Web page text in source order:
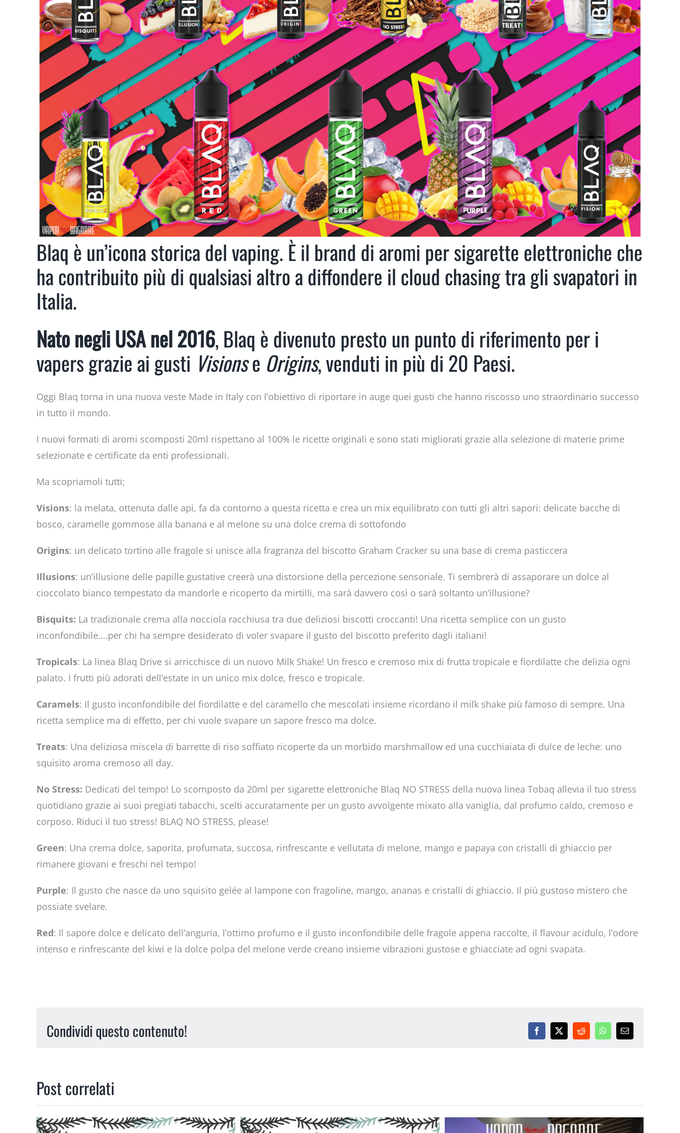
Blaq è un’icona storica del vaping. È il brand di aromi per sigarette elettroniche che
ha contribuito più di qualsiasi altro a diffondere il cloud chasing tra gli svapatori in
Italia.
Nato negli USA nel 2016, Blaq è divenuto presto un punto di riferimento per i
vapers grazie ai gusti Visionse Origins, venduti in più di 20 Paesi.
Oggi Blaq torna in una nuova veste Made in Italy con l’obiettivo di riportare in auge quei gusti che hanno riscosso uno straordinario successo
in tutto il mondo.
I nuovi formati di aromi scomposti 20ml rispettano al 100% le ricette originali e sono stati migliorati grazie alla selezione di materie prime
selezionate e certificate da enti professionali.
Ma scopriamoli tutti;
Visions: la melata, ottenuta dalle api, fa da contorno a questa ricetta e crea un mix equilibrato con tutti gli altri sapori: delicate bacche di
bosco, caramelle gommose alla banana e al melone su una dolce crema di sottofondo
Origins: un delicato tortino alle fragole si unisce alla fragranza del biscotto Graham Cracker su una base di crema pasticcera
Illusions: un’illusione delle papille gustative creerà una distorsione della percezione sensoriale. Ti sembrerà di assaporare un dolce al
cioccolato bianco tempestato da mandorle e ricoperto da mirtilli, ma sarà davvero così o sarà soltanto un’illusione?
Bisquits: La tradizionale crema alla nocciola racchiusa tra due deliziosi biscotti croccanti! Una ricetta semplice con un gusto
inconfondibile….per chi ha sempre desiderato di voler svapare il gusto del biscotto preferito dagli italiani!
Tropicals: La linea Blaq Drive si arricchisce di un nuovo Milk Shake! Un fresco e cremoso mix di frutta tropicale e fiordilatte che delizia ogni
palato. I frutti più adorati dell’estate in un unico mix dolce, fresco e tropicale.
Caramels: Il gusto inconfondibile del fiordilatte e del caramello che mescolati insieme ricordano il milk shake più famoso di sempre. Una
ricetta semplice ma di effetto, per chi vuole svapare un sapore fresco ma dolce.
Treats: Una deliziosa miscela di barrette di riso soffiato ricoperte da un morbido marshmallow ed una cucchiaiata di dulce de leche: uno
squisito aroma cremoso all day.
No Stress: Dedicati del tempo! Lo scomposto da 20ml per sigarette elettroniche Blaq NO STRESS della nuova linea Tobaq allevia il tuo stress
quotidiano grazie ai suoi pregiati tabacchi, scelti accuratamente per un gusto avvolgente mixato alla vaniglia, dal profumo caldo, cremoso e
corposo. Riduci il tuo stress! BLAQ NO STRESS, please!
Green: Una crema dolce, saporita, profumata, succosa, rinfrescante e vellutata di melone, mango e papaya con cristalli di ghiaccio per
rimanere giovani e freschi nel tempo!
Purple: Il gusto che nasce da uno squisito gelée al lampone con fragoline, mango, ananas e cristalli di ghiaccio. Il più gustoso mistero che
possiate svelare.
Red: Il sapore dolce e delicato dell’anguria, l’ottimo profumo e il gusto inconfondibile delle fragole appena raccolte, il flavour acidulo, l’odore
intenso e rinfrescante del kiwi e la dolce polpa del melone verde creano insieme vibrazioni gustose e ghiacciate ad ogni svapata.
Condividi questo contenuto! Facebook
X RedditWhatsApp
Email
Post correlati